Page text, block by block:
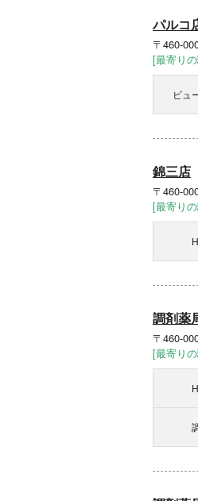
パルコ
〒460-
[最寄り
ビュ
錦三店
〒460-
[最寄り
調剤薬
〒460-
[最寄り